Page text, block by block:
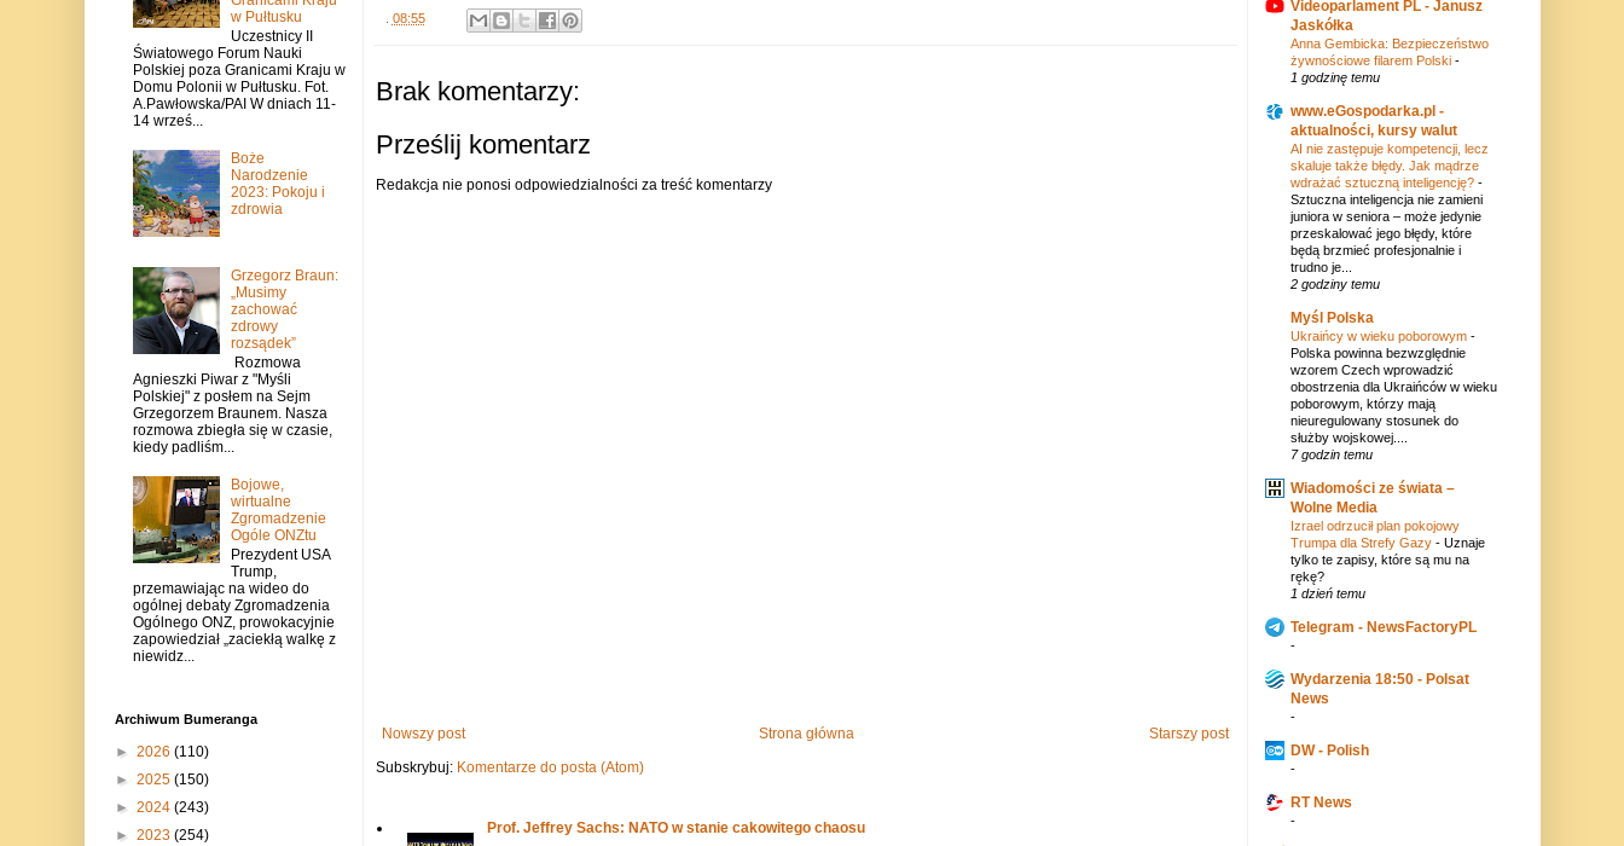
. 08:55
Brak komentarzy:
Prześlij komentarz
Redakcja nie ponosi odpowiedzialności za treść komentarzy
Nowszy post Starszy post
Strona główna
Subskrybuj: Komentarze do posta (Atom)
Prof. Jeffrey Sachs: NATO w stanie cakowitego chaosu
w Pułtusku
Uczestnicy II
Światowego Forum Nauki
Polskiej poza Granicami Kraju w
Domu Polonii w Pułtusku. Fot.
A.Pawłowska/PAI W dniach 11-
14 wrześ...
Boże
Narodzenie
2023: Pokoju i
zdrowia
Grzegorz Braun:
„Musimy
zachować
zdrowy
rozsądek”
Rozmowa
Agnieszki Piwar z "Myśli
Polskiej" z posłem na Sejm
Grzegorzem Braunem. Nasza
rozmowa zbiegła się w czasie,
kiedy padliśm...
Bojowe,
wirtualne
Zgromadzenie
Ogóle ONZtu
Prezydent USA
Trump,
przemawiając na wideo do
ogólnej debaty Zgromadzenia
Ogólnego ONZ, prowokacyjnie
zapowiedział „zaciekłą walkę z
niewidz...
Archiwum Bumeranga
► 2026 (110)
► 2025 (150)
► 2024 (243)
► 2023 (254)
Videoparlament PL - Janusz
Jaskółka
Anna Gembicka: Bezpieczeństwo
żywnościowe filarem Polski -
1 godzinę temu
www.eGospodarka.pl -
aktualności, kursy walut
AI nie zastępuje kompetencji, lecz
skaluje także błędy. Jak mądrze
wdrażać sztuczną inteligencję? -
Sztuczna inteligencja nie zamieni
juniora w seniora – może jedynie
przeskalować jego błędy, które
będą brzmieć profesjonalnie i
trudno je...
2 godziny temu
Myśl Polska
Ukraińcy w wieku poborowym -
Polska powinna bezwzględnie
wzorem Czech wprowadzić
obostrzenia dla Ukraińców w wieku
poborowym, którzy mają
nieuregulowany stosunek do
służby wojskowej....
7 godzin temu
Wiadomości ze świata –
Wolne Media
Izrael odrzucił plan pokojowy
Trumpa dla Strefy Gazy - Uznaje
tylko te zapisy, które są mu na
rękę?
1 dzień temu
Telegram - NewsFactoryPL
-
Wydarzenia 18:50 - Polsat
News
-
DW - Polish
-
RT News
-